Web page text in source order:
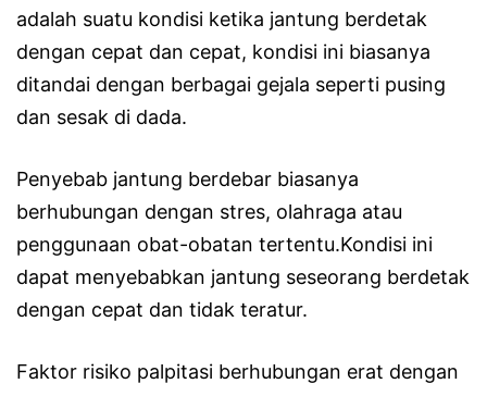
adalah suatu kondisi ketika jantung berdetak
dengan cepat dan cepat, kondisi ini biasanya
ditandai dengan berbagai gejala seperti pusing
dan sesak di dada.
Penyebab jantung berdebar biasanya
berhubungan dengan stres, olahraga atau
penggunaan obat-obatan tertentu.Kondisi ini
dapat menyebabkan jantung seseorang berdetak
dengan cepat dan tidak teratur.
Faktor risiko palpitasi berhubungan erat dengan